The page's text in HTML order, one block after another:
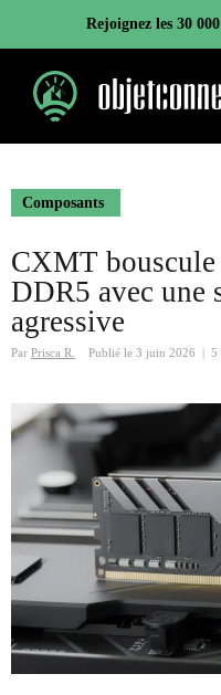
contenu
Rejoignez les 30
Composants
CXMT bouscule
DDR5 avec une
agressive
Par Prisca R. Publié le 3 juin 2026 5